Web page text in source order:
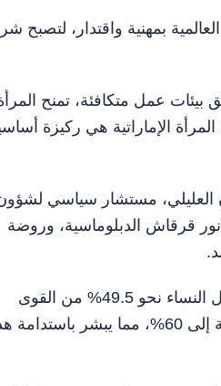
بمهنية واقتدار، لتصبح
عمل متكافئة، تمنح
الإماراتية هي ركيزة
العليلي، مستشار سياسي
أنور قرقاش الدبلوماسية، وروضة
وناقشت الجلسة الأرقام الملهمة التي تعكس نجاح نموذج التمكين الإماراتي؛ حيث تُشكل النساء نحو 49.5% من القوى
العاملة في وزارة الخارجية، وتصل نسبة الطالبات في أكاديمية أنور قرقاش الدبلوماسية إلى 60%، مما يبشر